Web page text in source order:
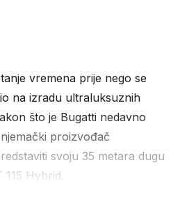
vremena prije nego se
na izradu ultraluksuznih
što je Bugatti nedavno
proizvođač
svoju 35 metara dugu
Hybrid.